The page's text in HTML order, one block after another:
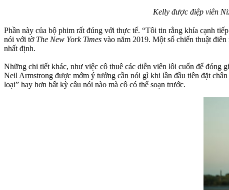
Kelly được điệp viên
Phần này của bộ phim rất đúng với thực tế. “Tôi tin rằng khía cạnh
nói với tờ The New York Times vào năm 2019. Một số chiến thuật
nhất định.
Những chi tiết khác, như việc cô thuê các diễn viên lôi cuốn để đóng
Neil Armstrong được mớm ý tưởng cần nói gì khi lần đầu tiên đặt
loại” hay hơn bất kỳ câu nói nào mà cô có thể soạn trước.